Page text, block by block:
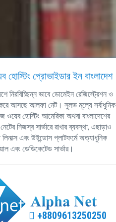
হোস্টিং প্রোভাইডার ইন বাংলাদেশ
নিরবিচ্ছিন্ন ভাবে ডোমেইন রেজিস্ট্রেশন ও
করে আসছে আলফা নেট। সুলভ মূল্যে সর্বাধুনিক
ওয়েব হোস্টিং আমেরিকা অথবা বাংলাদেশের
নিজস্ব সার্ভারে রাখার ব্যবস্থা, এছাড়াও
এবং উইন্ডোস প্লাটফর্মে অত্যাধুনিক
এবং ডেডিকেটেড সার্ভার।
+8809613250250